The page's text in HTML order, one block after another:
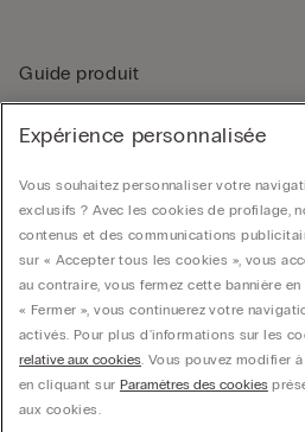
Guide produit
Service client
Données légales
Société
© CALZEDONIA SpA, Via Monte Baldo, 20 - 37062
Expérience personnalisée
Vous souhaitez personnaliser votre
exclusifs ? Avec les cookies de profilage,
contenus et des communications
sur « Accepter tous les cookies », vous
au contraire, vous fermez cette bannière
« Fermer », vous continuerez votre
activés. Pour plus d'informations sur les
relative aux cookies. Vous pouvez modifier
en cliquant sur Paramètres des cookies
aux cookies.